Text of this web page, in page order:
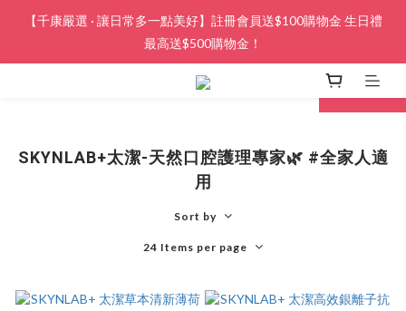
【千康嚴選 · 讓日常多一點美好】註冊會員送$100購物金 生日禮
最高送$500購物金！
prev next
SKYNLAB+太潔-天然口腔護理專家🌿 #全家人適
用
Sort by
24 Items per page